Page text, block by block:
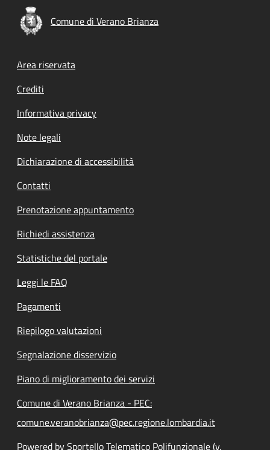
Comune di Verano Brianza
Footer menu
Area riservata
Crediti
Informativa privacy
Note legali
Dichiarazione di accessibilità
Contatti
Prenotazione appuntamento
Richiedi assistenza
Statistiche del portale
Leggi le FAQ
Pagamenti
Riepilogo valutazioni
Segnalazione disservizio
Piano di miglioramento dei servizi
Comune di Verano Brianza - PEC:
comune.veranobrianza@pec.regione.lombardia.it
Powered by Sportello Telematico Polifunzionale (v.